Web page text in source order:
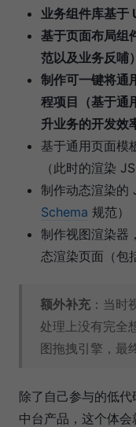
业务组件库基于
基于页面布局组
范以及业务反哺）
制作可一键将通
程项目（基于通
升业务的开发效
基于通用页面模
（此时的渲染
制作动态渲染的
Schema 规范）
制作视图渲染器
态渲染页面（包
额外补充 ：当时
处理上没有完全
图拖拽引擎，最
除了自己参与的低
中台产品，这个体